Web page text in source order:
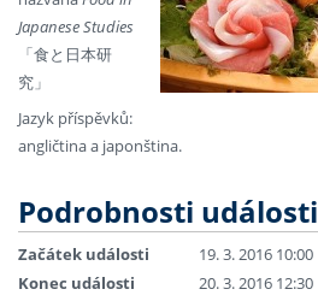
Japanese Studies
「食と日本研
究」
Jazyk příspěvků:
angličtina a japonština.
Podrobnosti události
Začátek události
19. 3. 2016 10:00
Konec události
20. 3. 2016 12:30